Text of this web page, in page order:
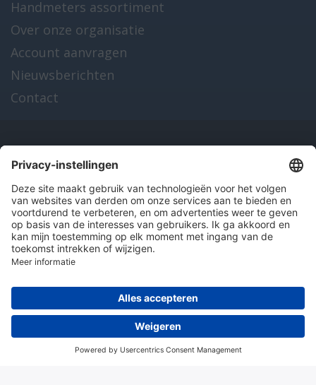
Handmeters assortiment
Over onze organisatie
Account aanvragen
Nieuwsberichten
Contact
Onze producten
en diensten
Over Hitma
Algemene voorwaarden Disclaimer
Colofon
© 2026 Hitma B.V.